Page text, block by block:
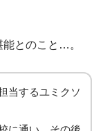
とのこと…。
当するユミクソ